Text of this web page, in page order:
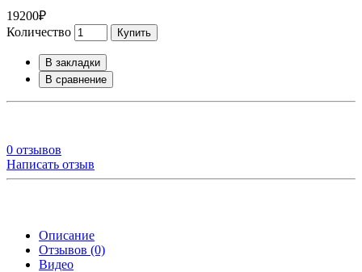
19200₽
Количество
Купить
В закладки
В сравнение
0 отзывов
Написать отзыв
Описание
Отзывов (0)
Видео